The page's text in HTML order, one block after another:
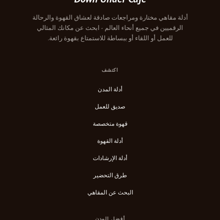
أدلة مقاهي مختارة ومراجعات صادقة لعشاق القهوة والرحالة
الرقميين في جميع أنحاء العالم - ابحث عن مكانك المثالي
للعمل أو اللقاء أو ببساطة للاستمتاع بقهوة رائعة.
اكتشف
أدلة المدن
صديق للعمل
قهوة متخصصة
أدلة القهوة
أدلة الإرشادات
طرق التحضير
البحث عن المقاهي
أفضل المدن